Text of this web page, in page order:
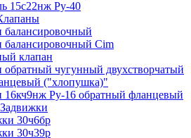
15с22нж Ру-40
балансировочный
балансировочный Cim
клапан
обратный чугунный двухстворчатый
("хлопушка)"
16кч9нж Ру-16 обратный фланцевый
Задвижки
30ч6бр
30ч39р